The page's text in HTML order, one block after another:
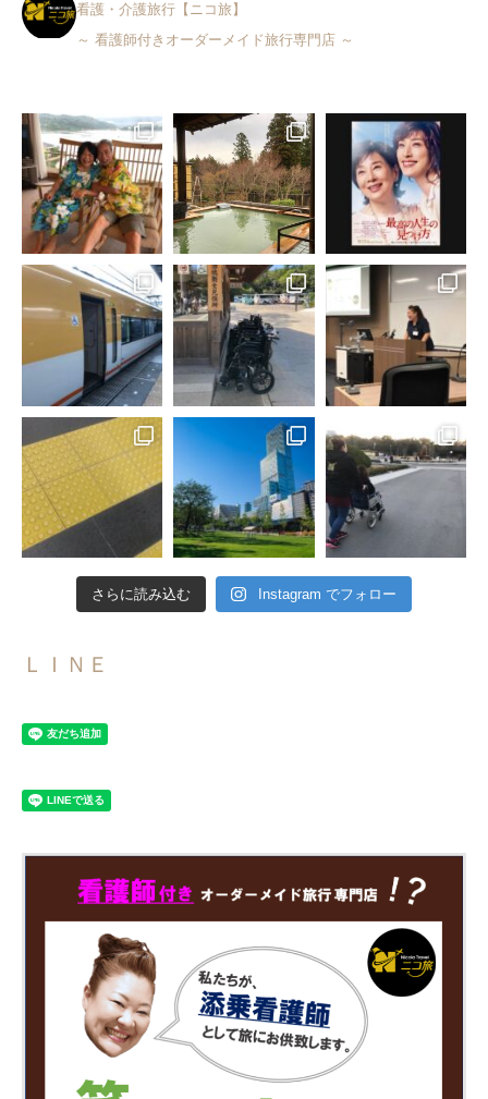
看護・介護旅行【ニコ旅】
～ 看護師付きオーダーメイド旅行専門店 ～
さらに読み込む Instagram でフォロー
ＬＩＮＥ